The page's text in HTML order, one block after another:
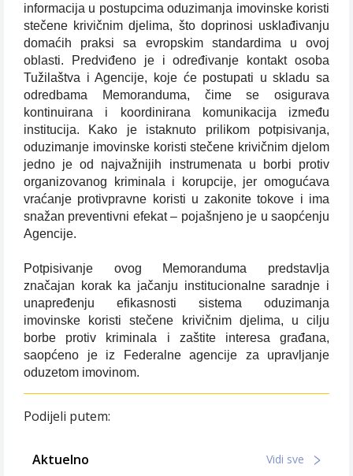
informacija u postupcima oduzimanja imovinske koristi
stečene krivičnim djelima, što doprinosi usklađivanju
domaćih praksi sa evropskim standardima u ovoj
oblasti. Predviđeno je i određivanje kontakt osoba
Tužilaštva i Agencije, koje će postupati u skladu sa
odredbama Memoranduma, čime se osigurava
kontinuirana i koordinirana komunikacija između
institucija. Kako je istaknuto prilikom potpisivanja,
oduzimanje imovinske koristi stečene krivičnim djelom
jedno je od najvažnijih instrumenata u borbi protiv
organizovanog kriminala i korupcije, jer omogućava
vraćanje protivpravne koristi u zakonite tokove i ima
snažan preventivni efekat – pojašnjeno je u saopćenju
Agencije.
Potpisivanje ovog Memoranduma predstavlja
značajan korak ka jačanju institucionalne saradnje i
unapređenju efikasnosti sistema oduzimanja
imovinske koristi stečene krivičnim djelima, u cilju
borbe protiv kriminala i zaštite interesa građana,
saopćeno je iz Federalne agencije za upravljanje
oduzetom imovinom.
Podijeli putem:
Aktuelno Vidi sve